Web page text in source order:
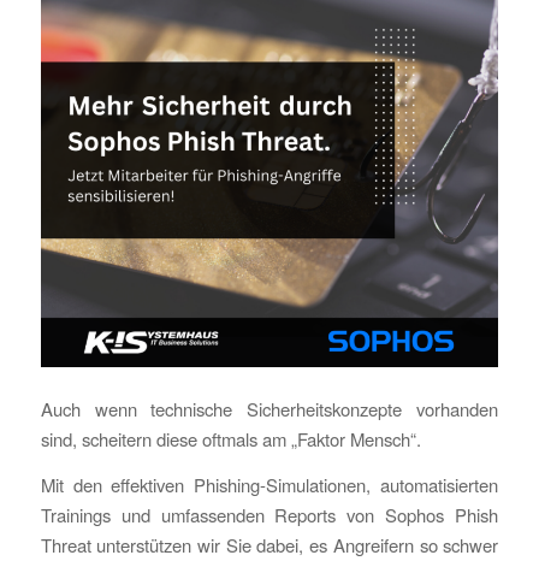
Auch wenn technische Sicherheitskonzepte vorhanden
sind, scheitern diese oftmals am „Faktor Mensch“.
Mit den effektiven Phishing-Simulationen, automatisierten
Trainings und umfassenden Reports von Sophos Phish
Threat unterstützen wir Sie dabei, es Angreifern so schwer